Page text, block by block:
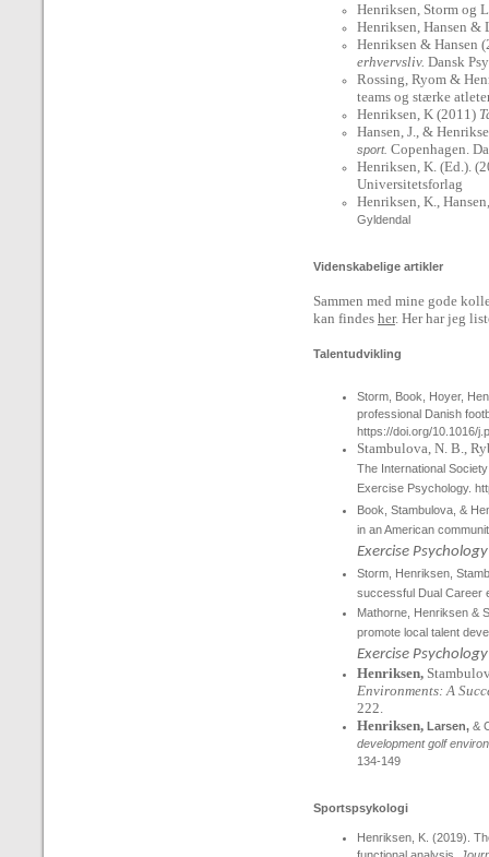
Henriksen, Storm og
Henriksen, Hansen &
Henriksen & Hansen
erhvervsliv. Dansk
Rossing, Ryom &
teams og stærke
Henriksen, K (2011)
Hansen, J., &
sport. Copenhagen.
Henriksen, K. (Ed.).
Universitetsforlag
Henriksen, K.,
Gyldendal
Videnskabelige artikler
Sammen med mine gode
kan findes her. Her har jeg
Talentudvikling
Storm, Book, Hoyer,
professional Danish
https://doi.org/10.1016/
Stambulova, N. B.,
The International
Exercise Psychology.
Book, Stambulova, &
in an American
Exercise Psychology
Storm, Henriksen ,
successful Dual Career
Mathorne, Henriksen &
promote local talent
Exercise Psychology
Henriksen,
Environments: A
222.
Henriksen, Larsen, &
development golf
134-149
Sportspsykologi
Henriksen , K. (2019).